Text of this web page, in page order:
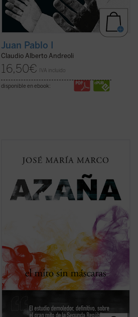
Juan Pablo I
Claudio Alberto Andreoli
16,50€ IVA incluido
disponible en ebook:
María Marco, autor hace ya treinta años
biografías de Manuel Azaña, ha
compuesto este nuevo ensayo histórico-
político sobre el escritor y político de